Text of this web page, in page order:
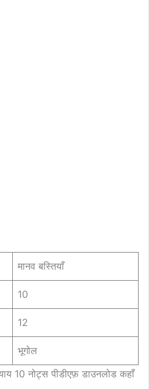
मानव बस्तियाँ
10
12
भूगोल
10 नोट्स पीडीएफ़ डाउनलोड कहाँ